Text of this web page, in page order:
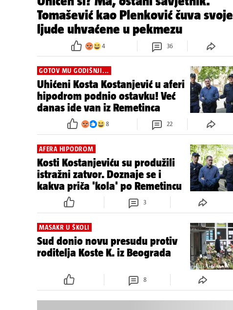
Tomašević kao Plenković čuva svoje
ljude uhvaćene u pekmezu
4 36
GOTOV MU GODIŠNJI...
Uhićeni Kosta Kostanjević u aferi
hipodrom podnio ostavku! Već
danas ide van iz Remetinca
8 22
AFERA HIPODROM
Kosti Kostanjeviću su produžili
istražni zatvor. Doznaje se i
kakva priča 'kola' po Remetincu
3
MASAKR U ŠKOLI
Sud donio novu presudu protiv
roditelja Koste K. iz Beograda
8